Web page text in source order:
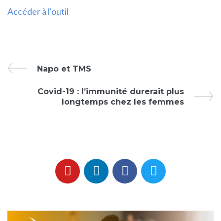
Accéder à l'outil
Napo et TMS
Covid-19 : l’immunité durerait plus
longtemps chez les femmes